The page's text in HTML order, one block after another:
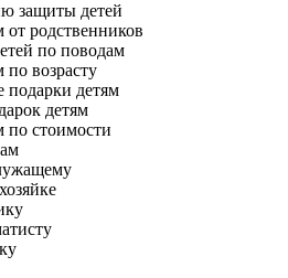
защиты детей
от родственников
по поводам
возрасту
детям
детям
по стоимости